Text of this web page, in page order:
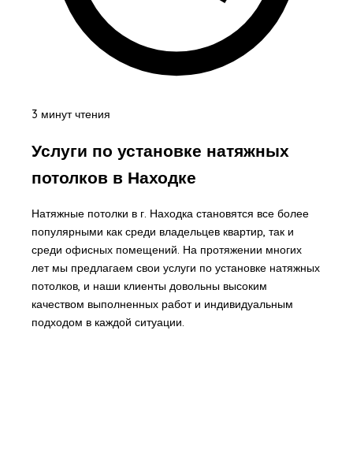
3 минут чтения
Услуги по установке натяжных
потолков в Находке
Натяжные потолки в г. Находка становятся все более
популярными как среди владельцев квартир, так и
среди офисных помещений. На протяжении многих
лет мы предлагаем свои услуги по установке натяжных
потолков, и наши клиенты довольны высоким
качеством выполненных работ и индивидуальным
подходом в каждой ситуации.